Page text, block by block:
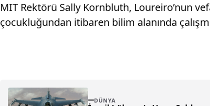
MIT Rektörü Sally Kornbluth, Loureiro’nun
çocukluğundan itibaren bilim alanında
DÜNYA